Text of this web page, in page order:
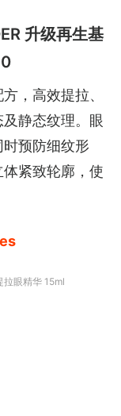
升级再生基
，高效提拉、
静态纹理。眼
预防细纹形
紧致轮廓，使
拉眼精华 15ml